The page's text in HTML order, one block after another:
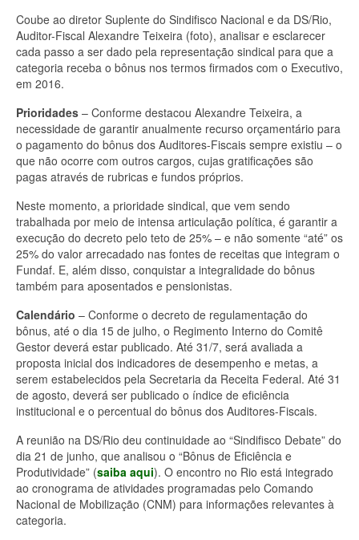
Coube ao diretor Suplente do Sindifisco Nacional e da DS/Rio,
Auditor-Fiscal Alexandre Teixeira (foto), analisar e esclarecer
cada passo a ser dado pela representação sindical para que a
categoria receba o bônus nos termos firmados com o Executivo,
em 2016.
Prioridades – Conforme destacou Alexandre Teixeira, a
necessidade de garantir anualmente recurso orçamentário para
o pagamento do bônus dos Auditores-Fiscais sempre existiu – o
que não ocorre com outros cargos, cujas gratificações são
pagas através de rubricas e fundos próprios.
Neste momento, a prioridade sindical, que vem sendo
trabalhada por meio de intensa articulação política, é garantir a
execução do decreto pelo teto de 25% – e não somente “até” os
25% do valor arrecadado nas fontes de receitas que integram o
Fundaf. E, além disso, conquistar a integralidade do bônus
também para aposentados e pensionistas.
Calendário – Conforme o decreto de regulamentação do
bônus, até o dia 15 de julho, o Regimento Interno do Comitê
Gestor deverá estar publicado. Até 31/7, será avaliada a
proposta inicial dos indicadores de desempenho e metas, a
serem estabelecidos pela Secretaria da Receita Federal. Até 31
de agosto, deverá ser publicado o índice de eficiência
institucional e o percentual do bônus dos Auditores-Fiscais.
A reunião na DS/Rio deu continuidade ao “Sindifisco Debate” do
dia 21 de junho, que analisou o “Bônus de Eficiência e
Produtividade” (saiba aqui). O encontro no Rio está integrado
ao cronograma de atividades programadas pelo Comando
Nacional de Mobilização (CNM) para informações relevantes à
categoria.